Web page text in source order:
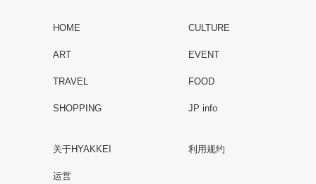
HOME CULTURE
ART EVENT
TRAVEL FOOD
SHOPPING JP info
关于HYAKKEI 利用规约
运営